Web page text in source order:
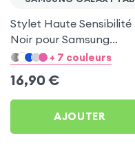
Stylet Haute Sensibilité
Noir pour Samsung
Galaxy Tab S10 Ultra /
S6 Lite
+ 7 couleurs
16,90 €
AJOUTER